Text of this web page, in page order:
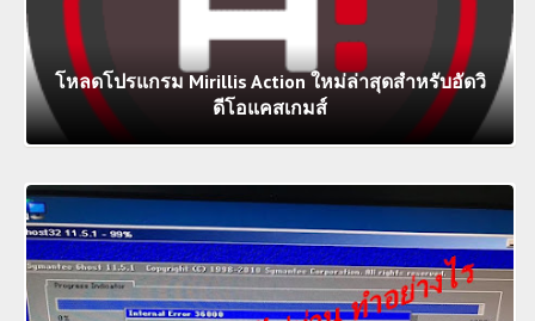
โหลดโปรแกรม Mirillis Action ใหม่ล่าสุดสำหรับอัดวิ
ดีโอแคสเกมส์